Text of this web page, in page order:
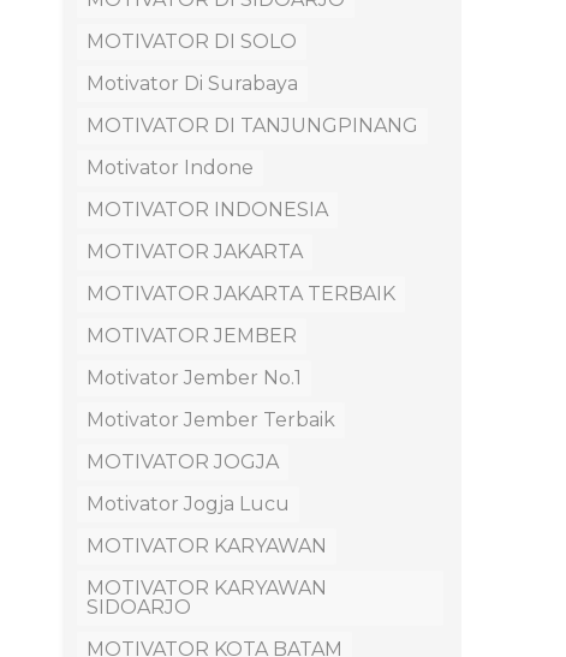
MOTIVATOR DI SOLO
Motivator Di Surabaya
MOTIVATOR DI TANJUNGPINANG
Motivator Indone
MOTIVATOR INDONESIA
MOTIVATOR JAKARTA
MOTIVATOR JAKARTA TERBAIK
MOTIVATOR JEMBER
Motivator Jember No.1
Motivator Jember Terbaik
MOTIVATOR JOGJA
Motivator Jogja Lucu
MOTIVATOR KARYAWAN
MOTIVATOR KARYAWAN
SIDOARJO
MOTIVATOR KOTA BATAM